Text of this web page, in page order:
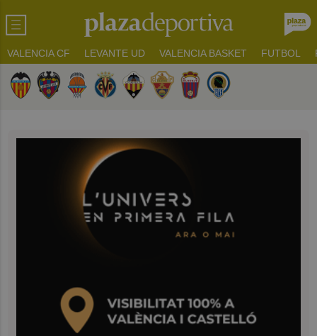
VALENCIA CF LEVANTE UD VALENCIA BASKET FUTBOL